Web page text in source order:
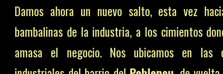
Damos ahora un nuevo salto, esta vez
bambalinas de la industria, a los cimientos
amasa el negocio. Nos ubicamos en las